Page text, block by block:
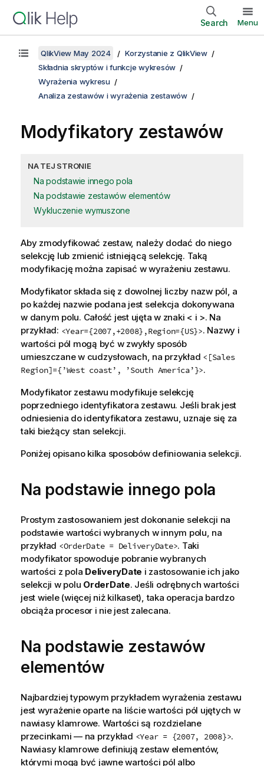
Search Menu
QlikView May 2024
Korzystanie z QlikView
Składnia skryptów i funkcje wykresów
Wyrażenia wykresu
Analiza zestawów i wyrażenia zestawów
Modyfikatory zestawów
NA TEJ STRONIE
Na podstawie innego pola
Na podstawie zestawów elementów
Wykluczenie wymuszone
Aby zmodyfikować zestaw, należy dodać do niego
selekcję lub zmienić istniejącą selekcję. Taką
modyfikację można zapisać w wyrażeniu zestawu.
Modyfikator składa się z dowolnej liczby nazw pól, a
po każdej nazwie podana jest selekcja dokonywana
w danym polu. Całość jest ujęta w znaki < i >. Na
przykład: <Year={2007,+2008},Region={US}>. Nazwy i
wartości pól mogą być w zwykły sposób
umieszczane w cudzysłowach, na przykład <[Sales
Region]={’West coast’, ’South America’}>.
Modyfikator zestawu modyfikuje selekcję
poprzedniego identyfikatora zestawu. Jeśli brak jest
odniesienia do identyfikatora zestawu, uznaje się za
taki bieżący stan selekcji.
Poniżej opisano kilka sposobów definiowania selekcji.
Na podstawie innego pola
Prostym zastosowaniem jest dokonanie selekcji na
podstawie wartości wybranych w innym polu, na
przykład <OrderDate = DeliveryDate>. Taki
modyfikator spowoduje pobranie wybranych
wartości z pola DeliveryDate i zastosowanie ich jako
selekcji w polu OrderDate. Jeśli odrębnych wartości
jest wiele (więcej niż kilkaset), taka operacja bardzo
obciąża procesor i nie jest zalecana.
Na podstawie zestawów
elementów
Najbardziej typowym przykładem wyrażenia zestawu
jest wyrażenie oparte na liście wartości pól ujętych w
nawiasy klamrowe. Wartości są rozdzielane
przecinkami — na przykład <Year = {2007, 2008}>.
Nawiasy klamrowe definiują zestaw elementów,
którymi mogą być jawne wartości pól albo